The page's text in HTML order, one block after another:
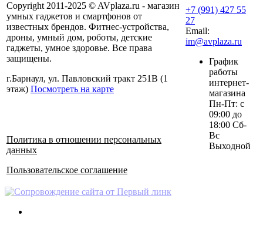
Copyright 2011-2025 © AVplaza.ru - магазин
умных гаджетов и смартфонов от
известных брендов. Фитнес-устройства,
дроны, умный дом, роботы, детские
гаджеты, умное здоровье. Все права
защищены.
г.Барнаул, ул. Павловский тракт 251В (1
этаж) Посмотреть на карте
Политика в отношении персональных
данных
Пользовательское соглашение
+7 (991) 427 55
27
Email:
im@avplaza.ru
График
работы
интернет-
магазина
Пн-Пт: с
09:00 до
18:00 Сб-
Вс
Выходной